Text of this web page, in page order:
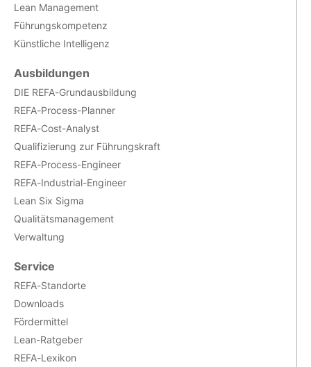
Lean Management
Führungskompetenz
Künstliche Intelligenz
Ausbildungen
DIE REFA-Grundausbildung
REFA-Process-Planner
REFA-Cost-Analyst
Qualifizierung zur Führungskraft
REFA-Process-Engineer
REFA-Industrial-Engineer
Lean Six Sigma
Qualitätsmanagement
Verwaltung
Service
REFA-Standorte
Downloads
Fördermittel
Lean-Ratgeber
REFA-Lexikon